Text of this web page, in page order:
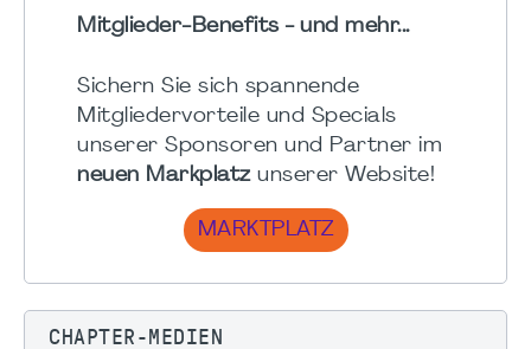
Mitglieder-Benefits - und mehr...
Sichern Sie sich spannende
Mitgliedervorteile und Specials
unserer Sponsoren und Partner im
neuen Markplatzunserer Website!
MARKTPLATZ
CHAPTER-MEDIEN